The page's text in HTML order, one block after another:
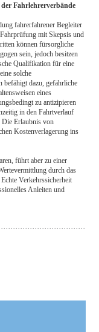
Fahrlehrerverbände
fahrerfahrener Begleiter
mit Skepsis und
können fürsorgliche
sein, jedoch besitzen
Qualifikation für eine
solche
dazu, gefährliche
eines
zu antizipieren
in den Fahrtverlauf
Die Erlaubnis von
Kostenverlagerung ins
führt aber zu einer
durch das
Verkehrssicherheit
Anleiten und